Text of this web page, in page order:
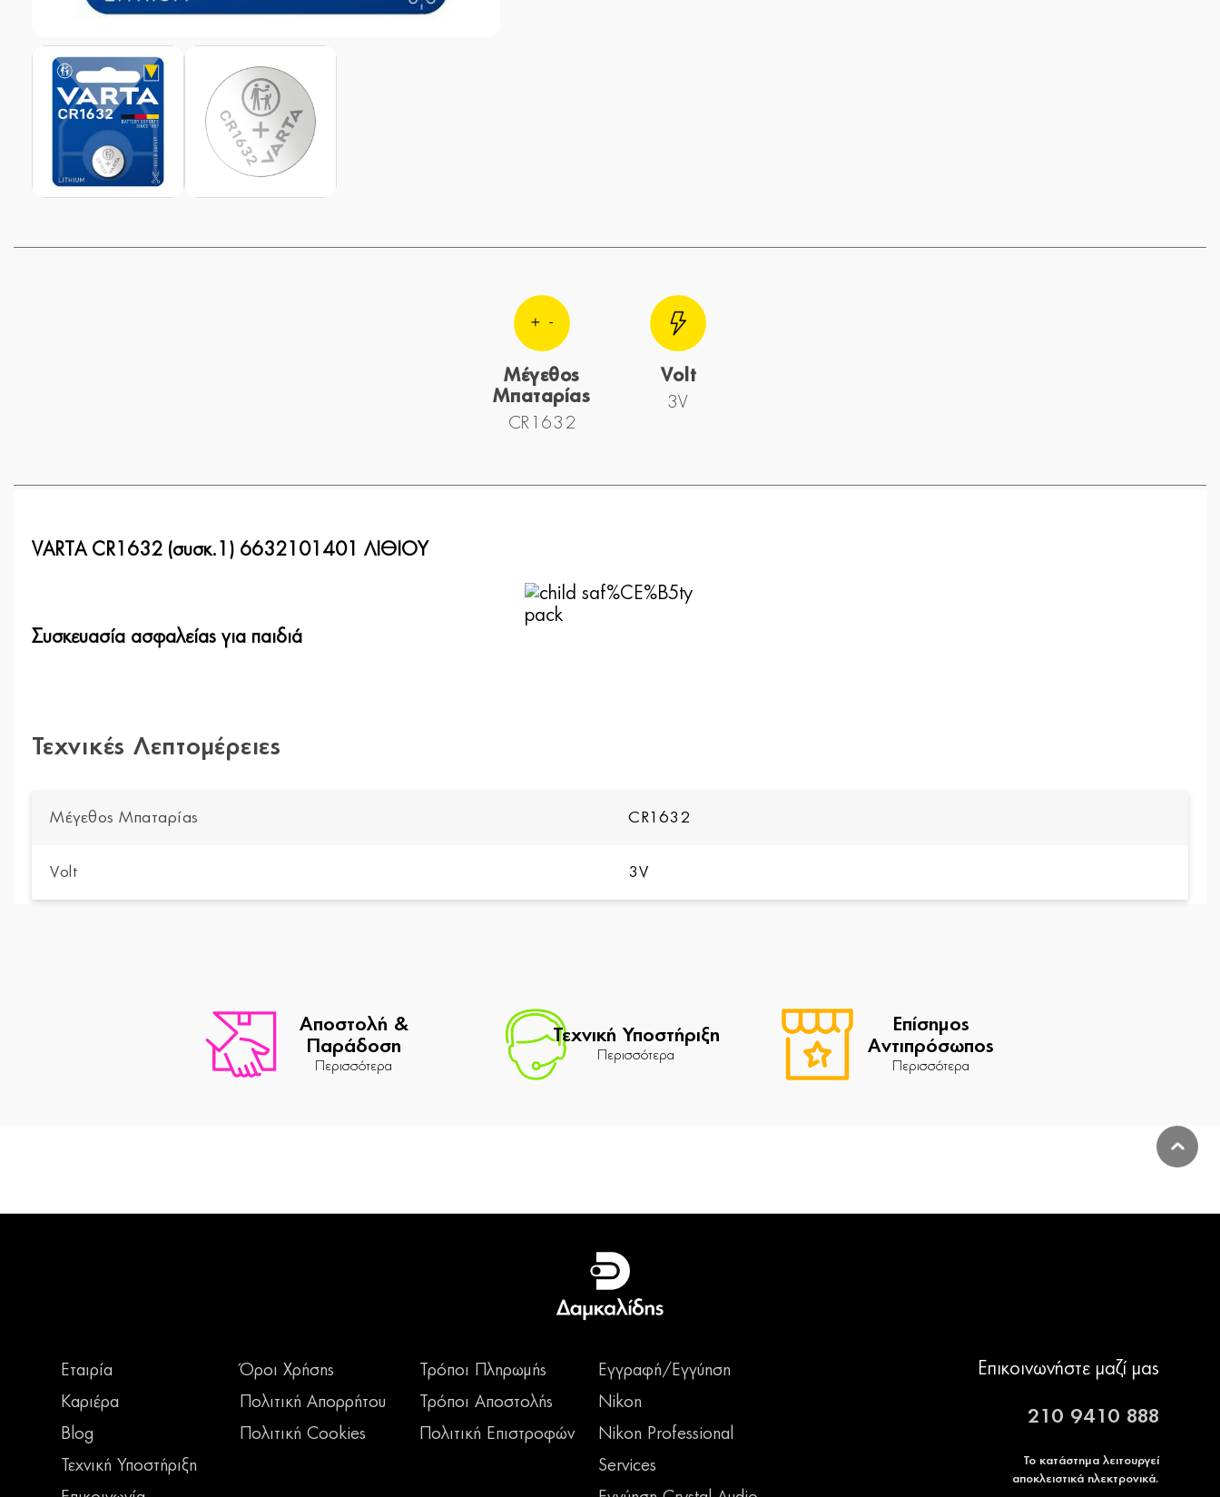
Μέγεθος
Μπαταρίας
CR1632
Volt
3V
VARTA CR1632 (συσκ.1) 6632101401 ΛΙΘΙΟΥ
Συσκευασία ασφαλείας για παιδιά
Τεχνικές Λεπτομέρειες
Μέγεθος Μπαταρίας CR1632
Volt 3V
Αποστολή &
Παράδοση
Περισσότερα
Τεχνική Υποστήριξη
Περισσότερα
Επίσημος
Αντιπρόσωπος
Περισσότερα
Εταιρία
Καριέρα
Blog
Τεχνική Υποστήριξη
Όροι Χρήσης
Πολιτική Απορρήτου
Πολιτική Cookies
Τρόποι Πληρωμής
Τρόποι Αποστολής
Πολιτική Επιστροφών
Εγγραφή/Εγγύηση
Nikon
Nikon Professional
Services
Επικοινωνήστε μαζί μας
210 9410 888
Το κατάστημα λειτουργεί
αποκλειστικά ηλεκτρονικά.